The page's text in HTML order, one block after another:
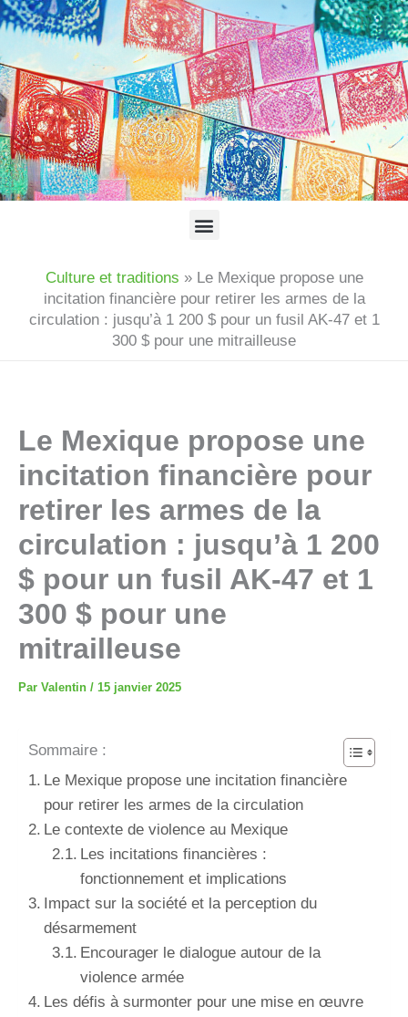
Aller
au
contenu
Menu
Culture et traditions » Le Mexique propose une
incitation financière pour retirer les armes de la
circulation : jusqu’à 1 200 $ pour un fusil AK-47 et 1
300 $ pour une mitrailleuse
Le Mexique propose une
incitation financière pour
retirer les armes de la
circulation : jusqu’à 1 200
$ pour un fusil AK-47 et 1
300 $ pour une
mitrailleuse
Par Valentin / 15 janvier 2025
Sommaire :
Le Mexique propose une incitation financière
pour retirer les armes de la circulation
Le contexte de violence au Mexique
Les incitations financières :
fonctionnement et implications
Impact sur la société et la perception du
désarmement
Encourager le dialogue autour de la
violence armée
Les défis à surmonter pour une mise en œuvre